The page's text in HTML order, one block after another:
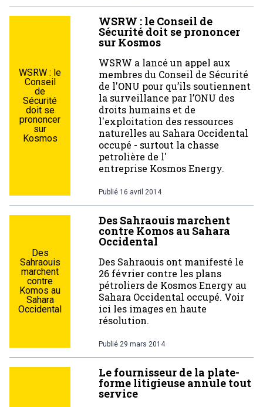
WSRW : le
Conseil
de
Sécurité
doit se
prononcer
sur
Kosmos
WSRW : le Conseil de
Sécurité doit se prononcer
sur Kosmos
WSRW a lancé un appel aux
membres du Conseil de Sécurité
de l'ONU pour qu’ils soutiennent
la surveillance par l’ONU des
droits humains et de
l'exploitation des ressources
naturelles au Sahara Occidental
occupé - surtout la chasse
petrolière de l'
entreprise Kosmos Energy.
Publié 16 avril 2014
Des
Sahraouis
marchent
contre
Komos au
Sahara
Occidental
Des Sahraouis marchent
contre Komos au Sahara
Occidental
Des Sahraouis ont manifesté le
26 février contre les plans
pétroliers de Kosmos Energy au
Sahara Occidental occupé. Voir
ici les images en haute
résolution.
Publié 29 mars 2014
Le fournisseur de la plate-
forme litigieuse annule tout
service